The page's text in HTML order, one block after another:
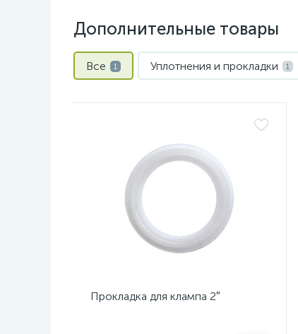
Дополнительные товары
Все 1 Уплотнения и прокладки 1
Прокладка для клампа 2″